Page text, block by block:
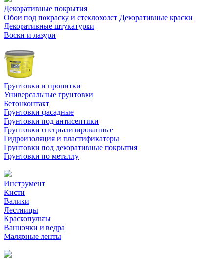
Декоративные покрытия
Обои под покраску и стеклохолст Декоративные краски
Декоративные штукатурки
Воски и лазури
Грунтовки и пропитки
Универсальные грунтовки
Бетонконтакт
Грунтовки фасадные
Грунтовки под антисептики
Грунтовки специализированные
Гидроизоляция и пластификаторы
Грунтовки под декоративные покрытия
Грунтовки по металлу
Инструмент
Кисти
Валики
Лестницы
Краскопульты
Ванночки и ведра
Малярные ленты